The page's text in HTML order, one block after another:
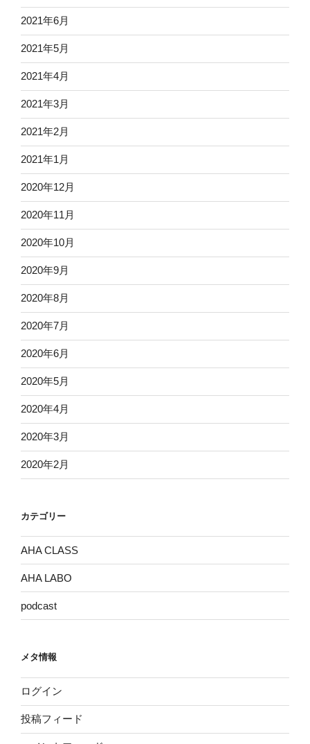
2021年6月
2021年5月
2021年4月
2021年3月
2021年2月
2021年1月
2020年12月
2020年11月
2020年10月
2020年9月
2020年8月
2020年7月
2020年6月
2020年5月
2020年4月
2020年3月
2020年2月
カテゴリー
AHA CLASS
AHA LABO
podcast
メタ情報
ログイン
投稿フィード